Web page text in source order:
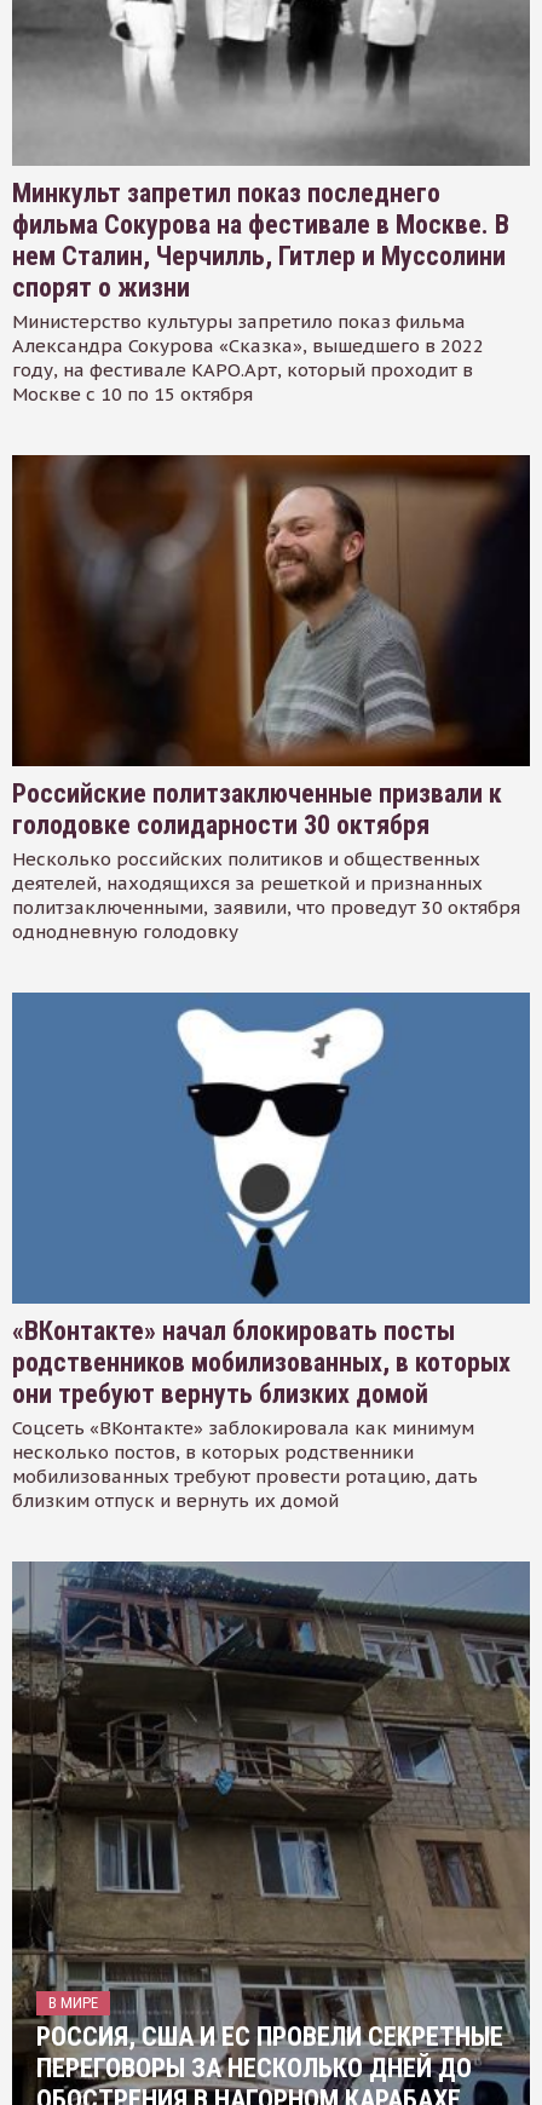
Минкульт запретил показ последнего
фильма Сокурова на фестивале в Москве. В
нем Сталин, Черчилль, Гитлер и Муссолини
спорят о жизни
Министерство культуры запретило показ фильма
Александра Сокурова «Сказка», вышедшего в 2022
году, на фестивале КАРО.Арт, который проходит в
Москве с 10 по 15 октября
Российские политзаключенные призвали к
голодовке солидарности 30 октября
Несколько российских политиков и общественных
деятелей, находящихся за решеткой и признанных
политзаключенными, заявили, что проведут 30 октября
однодневную голодовку
«ВКонтакте» начал блокировать посты
родственников мобилизованных, в которых
они требуют вернуть близких домой
Соцсеть «ВКонтакте» заблокировала как минимум
несколько постов, в которых родственники
мобилизованных требуют провести ротацию, дать
близким отпуск и вернуть их домой
В МИРЕ
РОССИЯ, США И ЕС ПРОВЕЛИ СЕКРЕТНЫЕ
ПЕРЕГОВОРЫ ЗА НЕСКОЛЬКО ДНЕЙ ДО